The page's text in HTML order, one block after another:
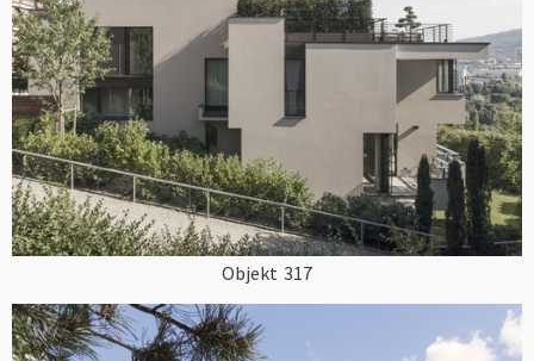
Objekt 317